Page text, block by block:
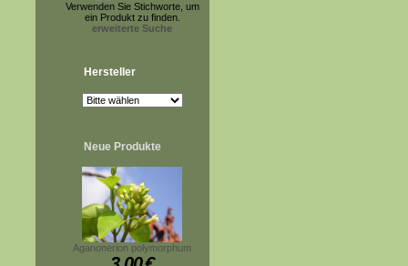
Verwenden Sie Stichworte, um
ein Produkt zu finden.
erweiterte Suche
Hersteller
Neue Produkte
Aganonerion polymorphum